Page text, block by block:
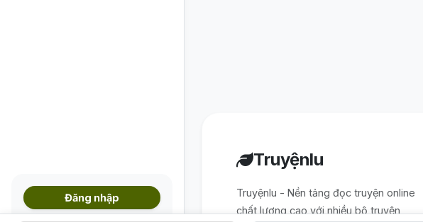
Đăng nhập
Truyệnlu
Truyệnlu - Nền tảng đọc truyện online
chất lượng cao với nhiều bộ truyện